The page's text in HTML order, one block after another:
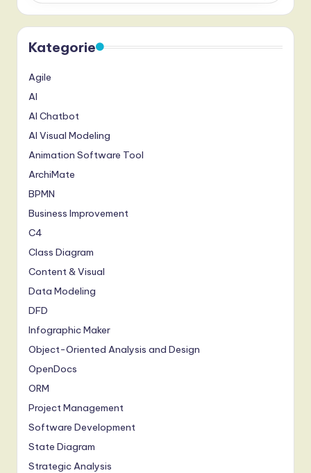
Kategorie
Agile
AI
AI Chatbot
AI Visual Modeling
Animation Software Tool
ArchiMate
BPMN
Business Improvement
C4
Class Diagram
Content & Visual
Data Modeling
DFD
Infographic Maker
Object-Oriented Analysis and Design
OpenDocs
ORM
Project Management
Software Development
State Diagram
Strategic Analysis